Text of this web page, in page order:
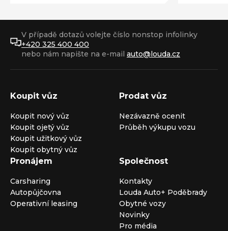
V případě dotazů volejte číslo nonstop infolinky
+420 325 400 400
nebo nám napište na e-mail auto@louda.cz
Koupit vůz
Koupit nový vůz
Koupit ojetý vůz
Koupit užitkový vůz
Koupit obytný vůz
Prodat vůz
Nezávazně ocenit
Průběh výkupu vozu
Pronájem
Carsharing
Autopůjčovna
Operativní leasing
Společnost
Kontakty
Louda Auto+ Poděbrady
Obytné vozy
Novinky
Pro média